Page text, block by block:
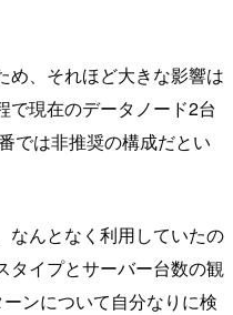
め、それほど大きな影響は
で現在のデータノード2台
では非推奨の構成だとい
なんとなく利用していたの
タイプとサーバー台数の観
ンについて自分なりに検